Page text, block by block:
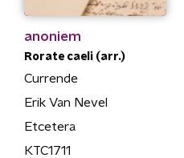
anoniem
Rorate caeli (arr.)
Currende
Erik Van Nevel
Etcetera
KTC1711